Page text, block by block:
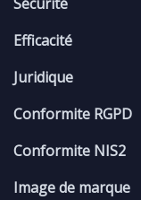
Efficacité
Juridique
Conformite RGPD
Conformite NIS2
Image de marque